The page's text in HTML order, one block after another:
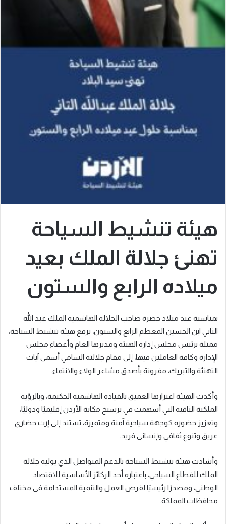
هيئة تنشيط السياحة
تهنئ جلالة الملك بعيد
ميلاده الرابع والستون
بمناسبة عيد ميلاد حضرة صاحب الجلالة الهاشمية الملك عبد الله
الثاني ابن الحسين المعظم الرابع والستون، ترفع هيئة تنشيط السياحة،
ممثلة برئيس مجلس إدارة الهيئة ومديرها العام وأعضاء مجلس
الإدارة وكافة العاملين فيها، إلى مقام جلالته السامي أسمى آيات
التهنئة والتبريك، مقرونة بأصدق مشاعر الولاء والانتماء.
وأكدت الهيئة اعتزازها العميق بالقيادة الهاشمية الحكيمة، وبالرؤية
الملكية الثاقبة التي أسهمت في ترسيخ مكانة الأردن إقليميًا ودوليًا،
وتعزيز حضوره كوجهة سياحية آمنة ومتميزة، تستند إلى إرث حضاري
عريق وتنوع ثقافي وإنساني فريد.
وأشادت هيئة تنشيط السياحة بالدعم المتواصل الذي يوليه جلالة
الملك للقطاع السياحي، باعتباره أحد الركائز الأساسية للاقتصاد
الوطني، ومصدرًا رئيسيًا لفرص العمل والتنمية المستدامة في مختلف
محافظات المملكة.